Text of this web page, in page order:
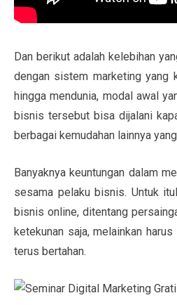
Dan berikut adalah kelebihan
dengan sistem marketing yang
hingga mendunia, modal awal
bisnis tersebut bisa dijalani
berbagai kemudahan lainnya
Banyaknya keuntungan dalam
sesama pelaku bisnis. Untuk
bisnis online, ditentang
ketekunan saja, melainkan
terus bertahan.